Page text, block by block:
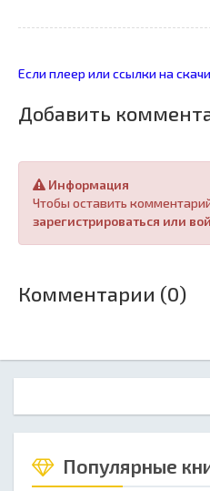
Если плеер или ссылки на
Добавить
Информация
Чтобы оставить
зарегистрироваться или
Комментарии (0)
Популярные